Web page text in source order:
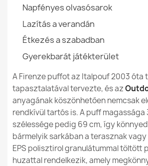
Dohányzóasztal puff Firenze -
hatású)
201,80 Ft
Töltés (l)
Hossz
Megadott referenciák
Ean13
MPN (Gyártói Cikkszám) 3293
ÁllapotÚj
Napfényes olvasósarok
Lazítás a verandán
Étkezés a szabadban
Gyerekbarát játékterület
A Firenze puffot az Italpouf 2003 óta
tapasztalatával tervezte, és az
anyagának köszönhetően nemcsak
rendkívül tartós is. A puff magassága
szélessége pedig 69 cm, így
bármelyik sarkában a terasznak
EPS polisztirol granulátummal töltött
huzattal rendelkezik, amely